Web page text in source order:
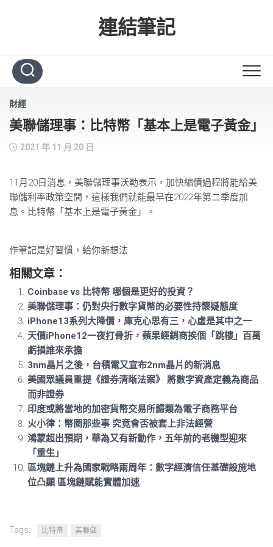
連結筆記
財經
美聯儲理事：比特幣「基本上是電子黃金」
2021 年 11 月 20 日
11月20日消息，美聯儲理事沃勒表示，加快縮債過程將能給美
聯儲利率政策空間，這樣我們就能最早在2022年第二季度加
息。比特幣「基本上是電子黃金」。
作筆記是好習慣，給你新想法
相關文章：
Coinbase vs 比特幣 哪個是更好的投資？
美聯儲理事：仍對央行數字貨幣的必要性持懷疑態度
iPhone13系列大降價，庫克心思有三，心虛是其中之一
天價iPhone12一夜打骨折，蘋果經銷商挨個「跳樓」百萬
虧損誰來承擔
3nm晶片之後，台積電又宣布2nm晶片的新消息
美國眾議員重提《證券清晰法案》 將數字資產定義為商品
而非證券
印度或將當地的加密貨幣交易所歸類為電子商務平台
火小律：幣圈那些事 究竟會否被套上非法經營
鴻蒙超出預期，華為又有新動作，五年前的老機型迎來
「重生」
區塊鏈上升為國家戰略兩周年：數字經濟信任基礎設施地
位凸顯 區塊鏈賦能實體加速
Tags: 比特幣 美聯儲